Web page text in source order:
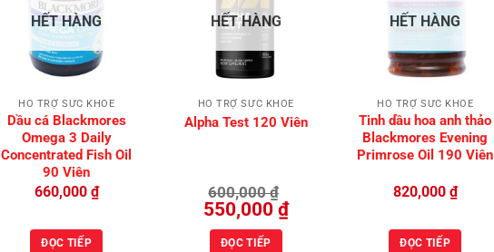
Add to
Wishlist
HẾT HÀNG
HỖ TRỢ SỨC KHỎE
Dầu cá Blackmores
Omega 3 Daily
Concentrated Fish Oil
90 Viên
660,000 ₫
ĐỌC TIẾP
Wishlist
HẾT HÀNG
HỖ TRỢ SỨC KHỎE
Alpha Test 120 Viên
600,000₫
Giá
gốc
là:
600,000 ₫.
550,000 ₫Giá
hiện
ĐỌC TIẾP
Wishlist
HẾT HÀNG
HỖ TRỢ SỨC KHỎE
Tinh dầu hoa anh thảo
Blackmores Evening
Primrose Oil 190 Viên
820,000 ₫
ĐỌC TIẾP